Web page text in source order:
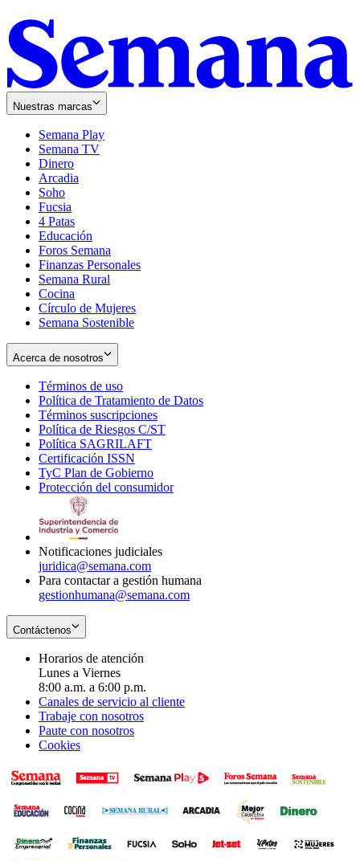
Nuestras marcas
Semana Play
Semana TV
Dinero
Arcadia
Soho
in
new
window
Fucsia
in
new
window
4 Patas
Educación
Foros Semana
Finanzas Personales
Semana Rural
Cocina
Círculo de Mujeres
Semana Sostenible
Acerca de nosotros
Términos de uso
in
new
window
Política de Tratamiento de Datos
Términos suscripciones
in
Política de Riesgos C/ST
Política SAGRILAFT
new
window
Certificación ISSN
in
new
TyC Plan de Gobierno
in
Protección del consumidorOpens
Notificaciones judiciales
juridica@semana.com
Para contactar a gestión humana
gestionhumana@semana.com
Contáctenos
Horarios de atención
Lunes a Viernes
8:00 a.m. a 6:00 p.m.
Canales de servicio al cliente
Trabaje con nosotros
Paute con nosotros
Cookies